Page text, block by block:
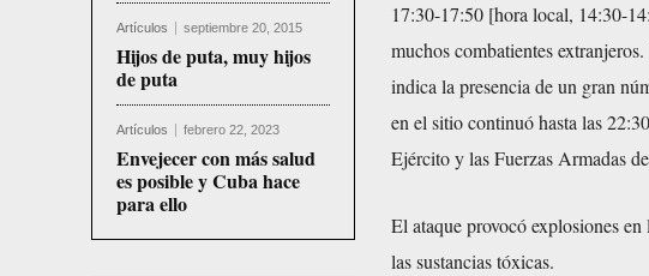
Artículos septiembre 20, 2015
Hijos de puta, muy hijos
de puta
Artículos febrero 22, 2023
Envejecer con más salud
es posible y Cuba hace
para ello
17:30-17:50 [hora local, 14:30-
muchos combatientes
indica la presencia de un gran
en el sitio continuó hasta las
Ejército y las Fuerzas Armadas
El ataque provocó explosiones
las sustancias tóxicas.